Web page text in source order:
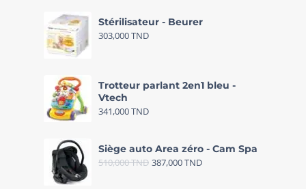
Stérilisateur - Beurer
303,000TND
Trotteur parlant 2en1 bleu -
Vtech
341,000TND
Siège auto Area zéro - Cam Spa
510,000TND 387,000TND